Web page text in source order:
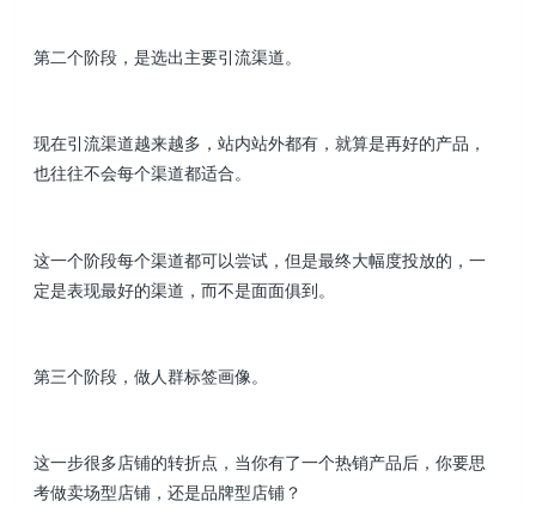
第二个阶段，是选出主要引流渠道。
现在引流渠道越来越多，站内站外都有，就算是再好的产品，
也往往不会每个渠道都适合。
这一个阶段每个渠道都可以尝试，但是最终大幅度投放的，一
定是表现最好的渠道，而不是面面俱到。
第三个阶段，做人群标签画像。
这一步很多店铺的转折点，当你有了一个热销产品后，你要思
考做卖场型店铺，还是品牌型店铺？